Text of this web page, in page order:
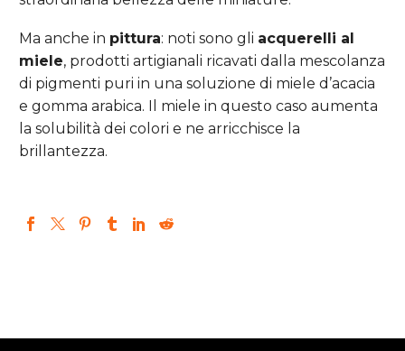
Ma anche in pittura: noti sono gli acquerelli al
miele, prodotti artigianali ricavati dalla mescolanza
di pigmenti puri in una soluzione di miele d’acacia
e gomma arabica. Il miele in questo caso aumenta
la solubilità dei colori e ne arricchisce la
brillantezza.